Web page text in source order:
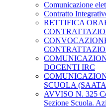
Comunicazione
Contratto
RETTIFICA
DOCENTI IRC
SCUOLA
AVVISO N. 325
Sezione Scuola.